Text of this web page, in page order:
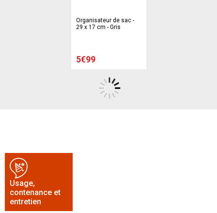
Organisateur de sac -
29 x 17 cm - Gris
5€99
Usage,
contenance et
entretien